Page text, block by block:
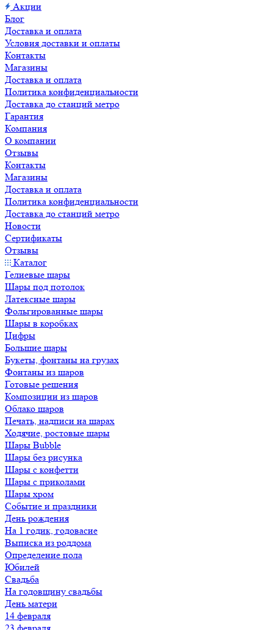
Акции
Блог
Доставка и оплата
Условия доставки и оплаты
Контакты
Магазины
Доставка и оплата
Политика конфиденциальности
Доставка до станций метро
Гарантия
Компания
О компании
Отзывы
Контакты
Магазины
Доставка и оплата
Политика конфиденциальности
Доставка до станций метро
Новости
Сертификаты
Отзывы
Каталог
Гелиевые шары
Шары под потолок
Латексные шары
Фольгированные шары
Шары в коробках
Цифры
Большие шары
Букеты, фонтаны на грузах
Фонтаны из шаров
Готовые решения
Композиции из шаров
Облако шаров
Печать, надписи на шарах
Ходячие, ростовые шары
Шары Bubble
Шары без рисунка
Шары с конфетти
Шары с приколами
Шары хром
Событие и праздники
День рождения
На 1 годик, годовасие
Выписка из роддома
Определение пола
Юбилей
Свадьба
На годовщину свадьбы
День матери
14 февраля